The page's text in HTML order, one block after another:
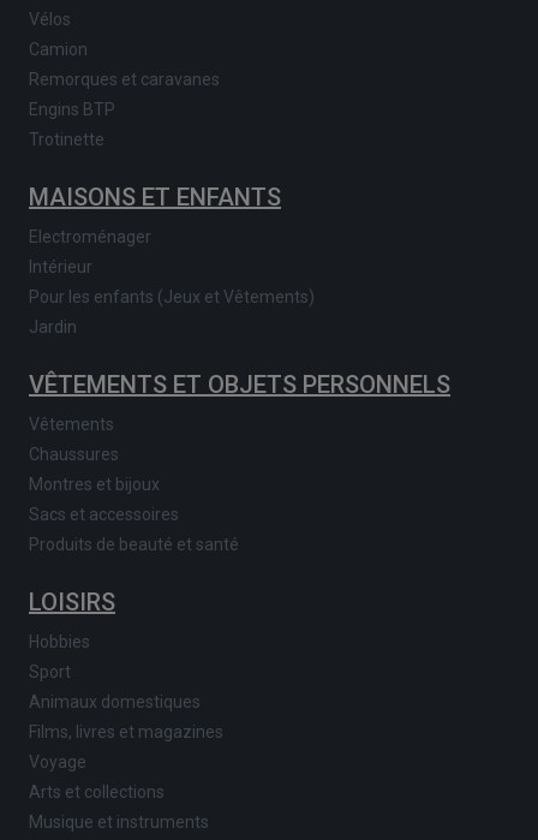
Vélos
Camion
Remorques et caravanes
Engins BTP
Trotinette
MAISONS ET ENFANTS
Electroménager
Intérieur
Pour les enfants (Jeux et Vêtements)
Jardin
VÊTEMENTS ET OBJETS PERSONNELS
Vêtements
Chaussures
Montres et bijoux
Sacs et accessoires
Produits de beauté et santé
LOISIRS
Hobbies
Sport
Animaux domestiques
Films, livres et magazines
Voyage
Arts et collections
Musique et instruments